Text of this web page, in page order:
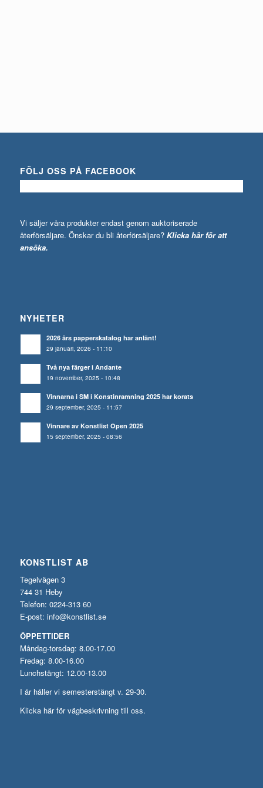
FÖLJ OSS PÅ FACEBOOK
Vi säljer våra produkter endast genom auktoriserade
återförsäljare. Önskar du bli återförsäljare? Klicka här för att
ansöka.
NYHETER
2026 års papperskatalog har anlänt!
29 januari, 2026 - 11:10
Två nya färger i Andante
19 november, 2025 - 10:48
Vinnarna i SM i Konstinramning 2025 har korats
29 september, 2025 - 11:57
Vinnare av Konstlist Open 2025
15 september, 2025 - 08:56
KONSTLIST AB
Tegelvägen 3
744 31 Heby
Telefon: 0224-313 60
E-post: info@konstlist.se
ÖPPETTIDER
Måndag-torsdag: 8.00-17.00
Fredag: 8.00-16.00
Lunchstängt: 12.00-13.00
I år håller vi semesterstängt v. 29-30.
Klicka här för vägbeskrivning till oss.